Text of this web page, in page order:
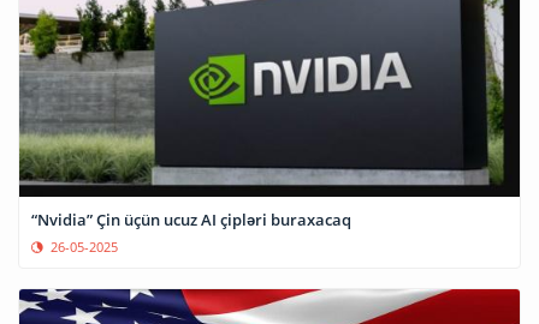
“Nvidia” Çin üçün ucuz AI çipləri buraxacaq
26-05-2025